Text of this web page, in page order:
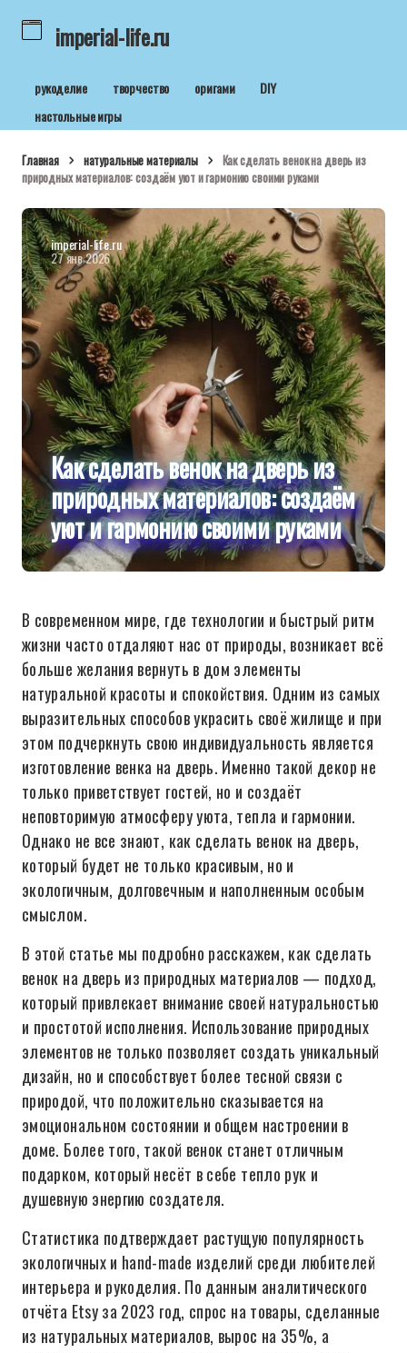
imperial-life.ru
рукоделие творчество оригами
DIY
настольные игры
Главная натуральные материалы
Как сделать венок на дверь из
природных материалов: создаём уют и гармонию своими руками
imperial-life.ru
27 янв 2026
Как сделать венок на дверь из
природных материалов: создаём
уют и гармонию своими руками
В современном мире, где технологии и быстрый ритм
жизни часто отдаляют нас от природы, возникает всё
больше желания вернуть в дом элементы
натуральной красоты и спокойствия. Одним из самых
выразительных способов украсить своё жилище и при
этом подчеркнуть свою индивидуальность является
изготовление венка на дверь. Именно такой декор не
только приветствует гостей, но и создаёт
неповторимую атмосферу уюта, тепла и гармонии.
Однако не все знают, как сделать венок на дверь,
который будет не только красивым, но и
экологичным, долговечным и наполненным особым
смыслом.
В этой статье мы подробно расскажем, как сделать
венок на дверь из природных материалов — подход,
который привлекает внимание своей натуральностью
и простотой исполнения. Использование природных
элементов не только позволяет создать уникальный
дизайн, но и способствует более тесной связи с
природой, что положительно сказывается на
эмоциональном состоянии и общем настроении в
доме. Более того, такой венок станет отличным
подарком, который несёт в себе тепло рук и
душевную энергию создателя.
Статистика подтверждает растущую популярность
экологичных и hand-made изделий среди любителей
интерьера и рукоделия. По данным аналитического
отчёта Etsy за 2023 год, спрос на товары, сделанные
из натуральных материалов, вырос на 35%, а